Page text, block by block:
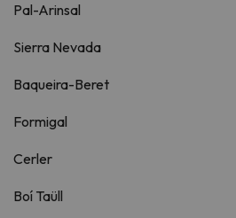
Pal-Arinsal
Sierra Nevada
Baqueira-Beret
Formigal
Cerler
Boí Taüll